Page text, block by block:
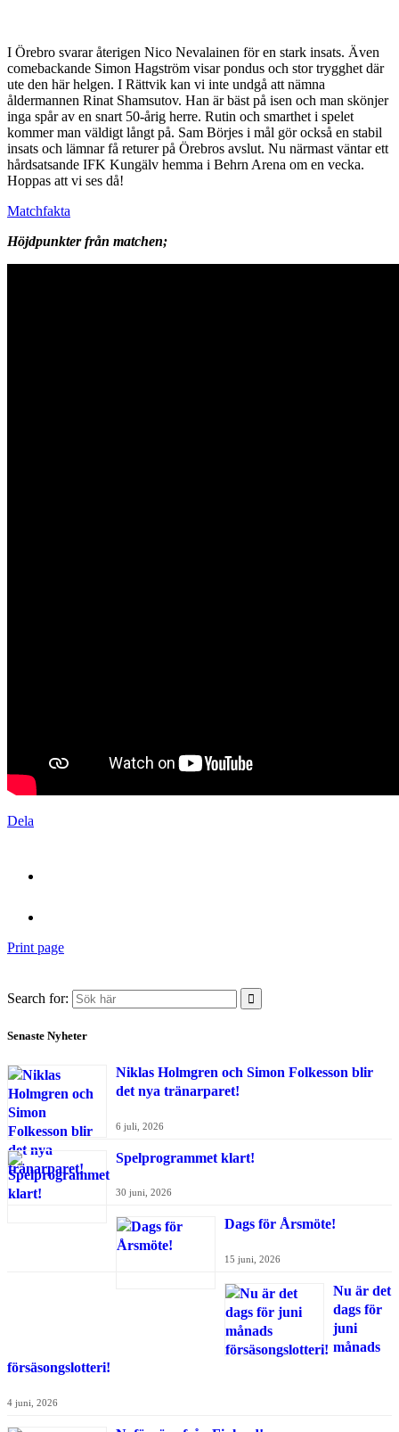
I Örebro svarar återigen Nico Nevalainen för en stark insats. Även
comebackande Simon Hagström visar pondus och stor trygghet där
ute den här helgen. I Rättvik kan vi inte undgå att nämna
åldermannen Rinat Shamsutov. Han är bäst på isen och man skönjer
inga spår av en snart 50-årig herre. Rutin och smarthet i spelet
kommer man väldigt långt på. Sam Börjes i mål gör också en stabil
insats och lämnar få returer på Örebros avslut. Nu närmast väntar ett
hårdsatsande IFK Kungälv hemma i Behrn Arena om en vecka.
Hoppas att vi ses då!
Matchfakta
Höjdpunkter från matchen;
Dela
Print page
Search for:
Senaste Nyheter
Niklas Holmgren och Simon Folkesson blir
det nya tränarparet!
6 juli, 2026
Spelprogrammet klart!
30 juni, 2026
Dags för Årsmöte!
15 juni, 2026
Nu är det
dags för
juni
månads
försäsongslotteri!
4 juni, 2026